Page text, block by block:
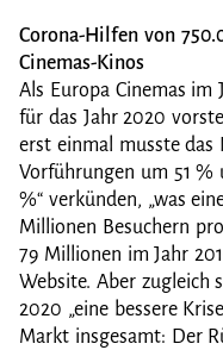
Corona-Hilfen von
Cinemas-Kinos
Als Europa Cinemas im
für das Jahr 2020
erst einmal musste das
Vorführungen um 51 %
%“ verkünden, „was
Millionen Besuchern
79 Millionen im Jahr
Website. Aber zugleich
2020 „eine bessere
Markt insgesamt: Der